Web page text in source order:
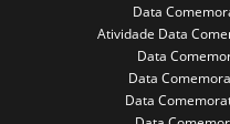
Data
Atividade Data
Data
Data
Data